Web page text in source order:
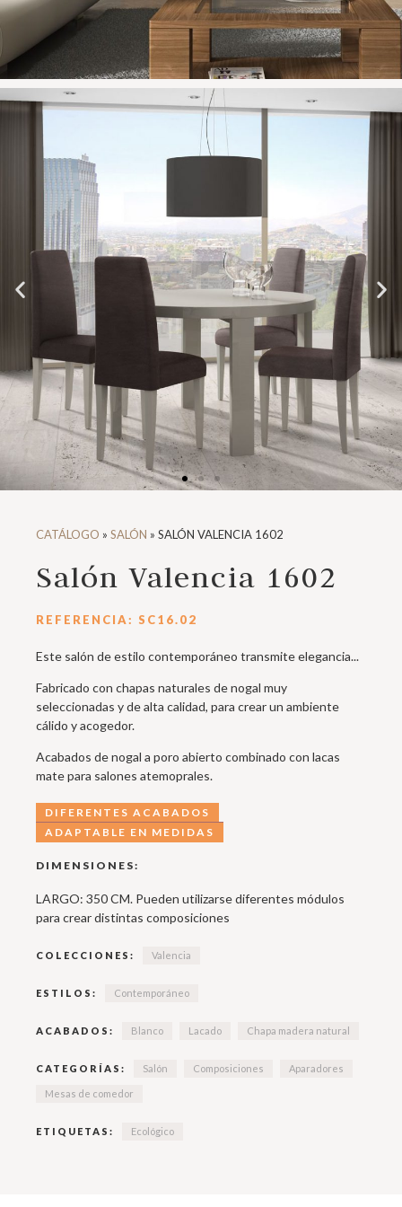
CATÁLOGO » SALÓN » SALÓN VALENCIA 1602
Salón Valencia 1602
REFERENCIA: SC16.02
Este salón de estilo contemporáneo transmite elegancia...
Fabricado con chapas naturales de nogal muy
seleccionadas y de alta calidad, para crear un ambiente
cálido y acogedor.
Acabados de nogal a poro abierto combinado con lacas
mate para salones atemoprales.
DIFERENTES ACABADOS
ADAPTABLE EN MEDIDAS
DIMENSIONES:
LARGO: 350 CM. Pueden utilizarse diferentes módulos
para crear distintas composiciones
COLECCIONES: Valencia
ESTILOS: Contemporáneo
ACABADOS: Blanco Lacado Chapa madera natural
CATEGORÍAS: Salón Composiciones Aparadores
Mesas de comedor
ETIQUETAS: Ecológico